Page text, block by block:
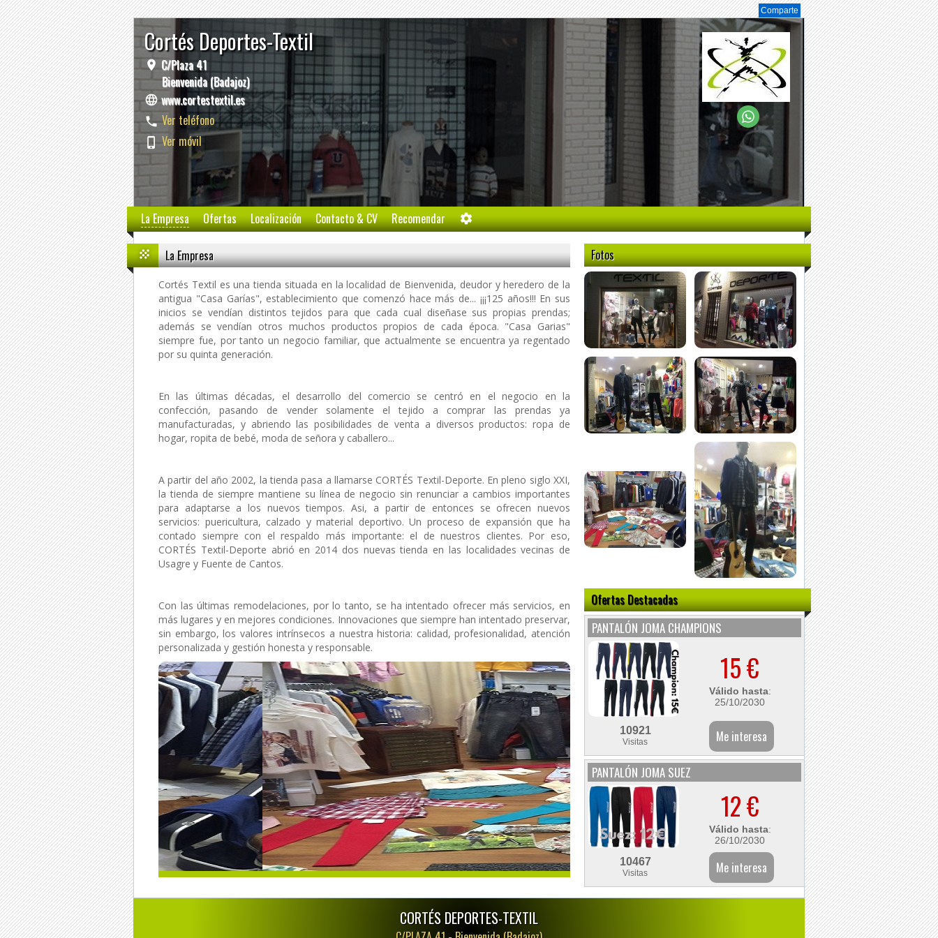
Comparte
Cortés Deportes-Textil
C/Plaza 41
Bienvenida (Badajoz)
www.cortestextil.es
Ver teléfono
Ver móvil
La Empresa Ofertas Localización Contacto & CV Recomendar
La Empresa
Cortés Textil es una tienda situada en la localidad de Bienvenida, deudor y heredero de la
antigua "Casa Garías", establecimiento que comenzó hace más de... ¡¡¡125 años!!! En sus
inicios se vendían distintos tejidos para que cada cual diseñase sus propias prendas;
además se vendían otros muchos productos propios de cada época. "Casa Garias"
siempre fue, por tanto un negocio familiar, que actualmente se encuentra ya regentado
por su quinta generación.
En las últimas décadas, el desarrollo del comercio se centró en el negocio en la
confección, pasando de vender solamente el tejido a comprar las prendas ya
manufacturadas, y abriendo las posibilidades de venta a diversos productos: ropa de
hogar, ropita de bebé, moda de señora y caballero...
A partir del año 2002, la tienda pasa a llamarse CORTÉS Textil-Deporte. En pleno siglo XXI,
la tienda de siempre mantiene su línea de negocio sin renunciar a cambios importantes
para adaptarse a los nuevos tiempos. Asi, a partir de entonces se ofrecen nuevos
servicios: puericultura, calzado y material deportivo. Un proceso de expansión que ha
contado siempre con el respaldo más importante: el de nuestros clientes. Por eso,
CORTÉS Textil-Deporte abrió en 2014 dos nuevas tienda en las localidades vecinas de
Usagre y Fuente de Cantos.
Con las últimas remodelaciones, por lo tanto, se ha intentado ofrecer más servicios, en
más lugares y en mejores condiciones. Innovaciones que siempre han intentado preservar,
sin embargo, los valores intrínsecos a nuestra historia: calidad, profesionalidad, atención
personalizada y gestión honesta y responsable.
Fotos
Ofertas Destacadas
PANTALÓN JOMA CHAMPIONS
15 €
Válido hasta:
25/10/2030
10921
Visitas
PANTALÓN JOMA SUEZ
12 €
Válido hasta:
26/10/2030
10467
Visitas
CORTÉS DEPORTES-TEXTIL